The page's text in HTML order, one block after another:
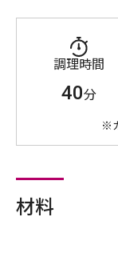
調理時間
40分
※
材料